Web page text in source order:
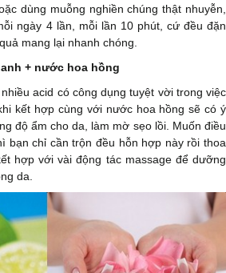
dùng muỗng nghiền chúng thật nhuyễn,
ngày 4 lần, mỗi lần 10 phút, cứ đều đặn
mang lại nhanh chóng.
+ nước hoa hồng
acid có công dụng tuyệt vời trong việc
kết hợp cùng với nước hoa hồng sẽ có ý
độ ẩm cho da, làm mờ sẹo lồi. Muốn điều
bạn chỉ cần trộn đều hỗn hợp này rồi thoa
hợp với vài động tác massage để dưỡng
da.